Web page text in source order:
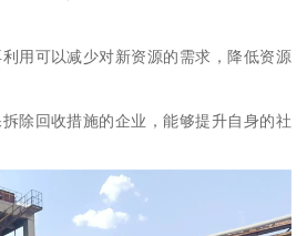
用可以减少对新资源的需求，降低资源
除回收措施的企业，能够提升自身的社